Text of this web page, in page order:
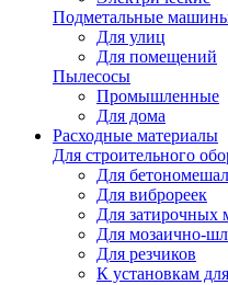
Подметальные
Для улиц
Для помещений
Пылесосы
Промышленные
Для дома
Расходные материалы
Для строительного
Для
Для виброреек
Для затирочных
Для мозаично-
Для резчиков
К установкам